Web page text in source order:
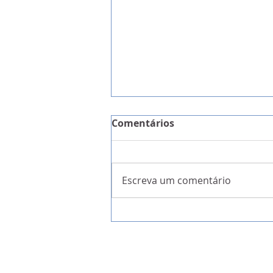
Comentários
Escreva um comentário